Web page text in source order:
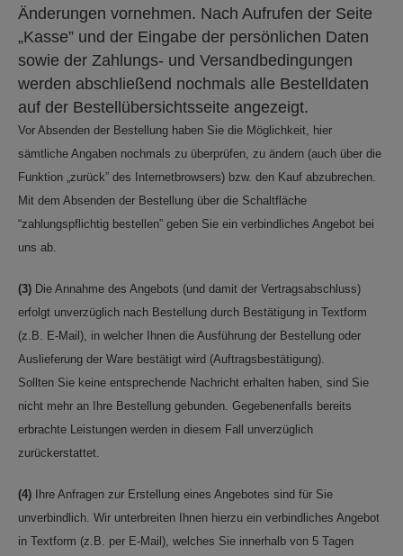
Änderungen vornehmen. Nach Aufrufen der Seite
„Kasse” und der Eingabe der persönlichen Daten
sowie der Zahlungs- und Versandbedingungen
werden abschließend nochmals alle Bestelldaten
auf der Bestellübersichtsseite angezeigt.
Vor Absenden der Bestellung haben Sie die Möglichkeit, hier
sämtliche Angaben nochmals zu überprüfen, zu ändern (auch über die
Funktion „zurück” des Internetbrowsers) bzw. den Kauf abzubrechen.
Mit dem Absenden der Bestellung über die Schaltfläche
“zahlungspflichtig bestellen” geben Sie ein verbindliches Angebot bei
uns ab.
(3) Die Annahme des Angebots (und damit der Vertragsabschluss)
erfolgt unverzüglich nach Bestellung durch Bestätigung in Textform
(z.B. E-Mail), in welcher Ihnen die Ausführung der Bestellung oder
Auslieferung der Ware bestätigt wird (Auftragsbestätigung).
Sollten Sie keine entsprechende Nachricht erhalten haben, sind Sie
nicht mehr an Ihre Bestellung gebunden. Gegebenenfalls bereits
erbrachte Leistungen werden in diesem Fall unverzüglich
zurückerstattet.
(4) Ihre Anfragen zur Erstellung eines Angebotes sind für Sie
unverbindlich. Wir unterbreiten Ihnen hierzu ein verbindliches Angebot
in Textform (z.B. per E-Mail), welches Sie innerhalb von 5 Tagen